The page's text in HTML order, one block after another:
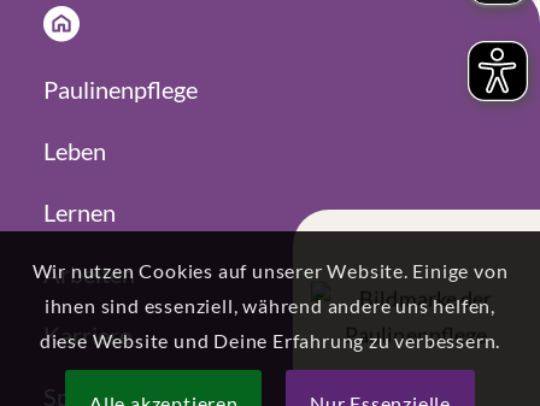
Paulinenpflege
Leben
Lernen
Arbeiten
Karriere
Spenden
Wir nutzen Cookies auf unserer Website. Einige von
ihnen sind essenziell, während andere uns helfen,
diese Website und Deine Erfahrung zu verbessern.